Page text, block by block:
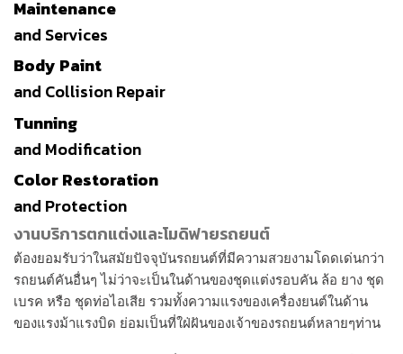
Maintenance
and Services
Body Paint
and Collision Repair
Tunning
and Modification
Color Restoration
and Protection
งานบริการตกแต่งและโมดิฟายรถยนต์
ต้องยอมรับว่าในสมัยปัจจุบันรถยนต์ที่มีความสวยงามโดดเด่นกว่า
รถยนต์คันอื่นๆ ไม่ว่าจะเป็นในด้านของชุดแต่งรอบคัน ล้อ ยาง ชุด
เบรค หรือ ชุดท่อไอเสีย รวมทั้งความแรงของเครื่องยนต์ในด้าน
ของแรงม้าแรงบิด ย่อมเป็นที่ใฝ่ฝันของเจ้าของรถยนต์หลายๆท่าน